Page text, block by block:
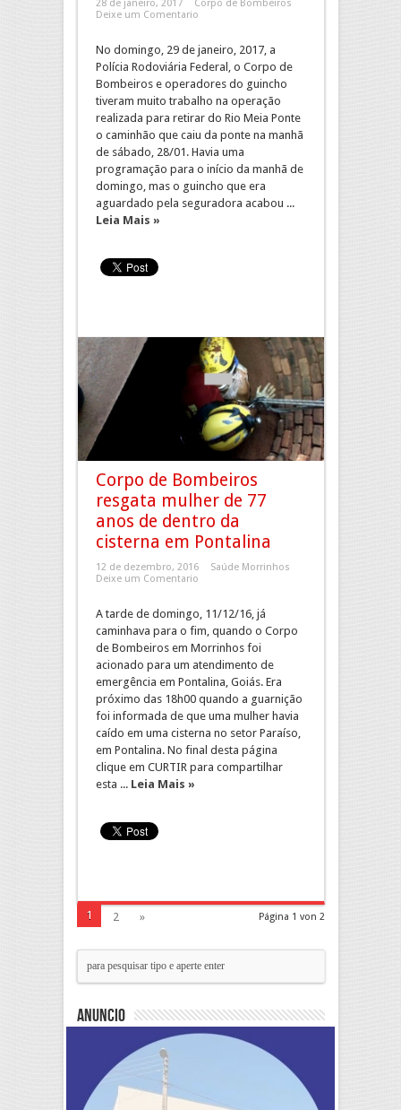
28 de janeiro, 2017
Corpo de Bombeiros
Deixe um Comentario
No domingo, 29 de janeiro, 2017, a
Polícia Rodoviária Federal, o Corpo de
Bombeiros e operadores do guincho
tiveram muito trabalho na operação
realizada para retirar do Rio Meia Ponte
o caminhão que caiu da ponte na manhã
de sábado, 28/01. Havia uma
programação para o início da manhã de
domingo, mas o guincho que era
aguardado pela seguradora acabou ...
Leia Mais »
Corpo de Bombeiros
resgata mulher de 77
anos de dentro da
cisterna em Pontalina
12 de dezembro, 2016
Saúde Morrinhos
Deixe um Comentario
A tarde de domingo, 11/12/16, já
caminhava para o fim, quando o Corpo
de Bombeiros em Morrinhos foi
acionado para um atendimento de
emergência em Pontalina, Goiás. Era
próximo das 18h00 quando a guarnição
foi informada de que uma mulher havia
caído em uma cisterna no setor Paraíso,
em Pontalina. No final desta página
clique em CURTIR para compartilhar
esta ... Leia Mais »
Página 1 von 2
1 2 »
Anuncio